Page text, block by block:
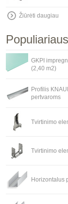
Žiūrėti daugiau
GKPI
(2,40 m2)
Profilis
pertvaroms
Tvirtinimo
Tvirtinimo
Horizontalus